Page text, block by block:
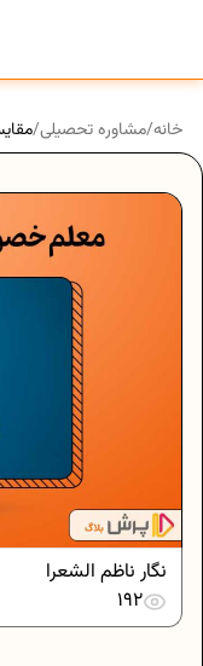
خانه/مشاوره تحصیلی/
نگار ناظم الشعرا
192